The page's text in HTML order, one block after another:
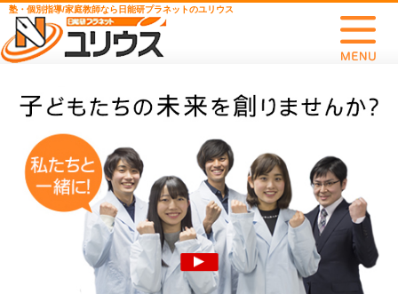
塾・個別指導/家庭教師なら日能研プラネットのユリウス